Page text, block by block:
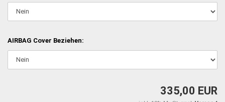
AIRBAG Cover Beziehen:
335,00 EUR